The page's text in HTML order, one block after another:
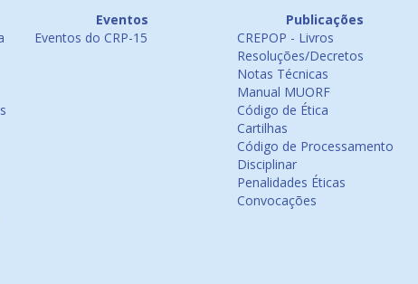
Eventos
Eventos do CRP-15
Publicações
CREPOP - Livros
Resoluções/Decretos
Notas Técnicas
Manual MUORF
Código de Ética
Cartilhas
Código de Processamento
Disciplinar
Penalidades Éticas
Convocações